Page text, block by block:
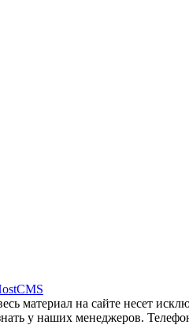
материал на сайте несет
у наших менеджеров.